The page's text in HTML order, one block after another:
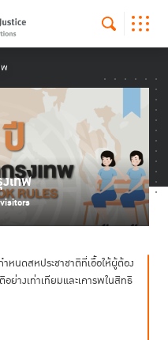
เทพ
ำหนดสหประชาชาติที่เอื้อให้ผู้ต้อง
างเท่าเทียมและเคารพในสิทธิ